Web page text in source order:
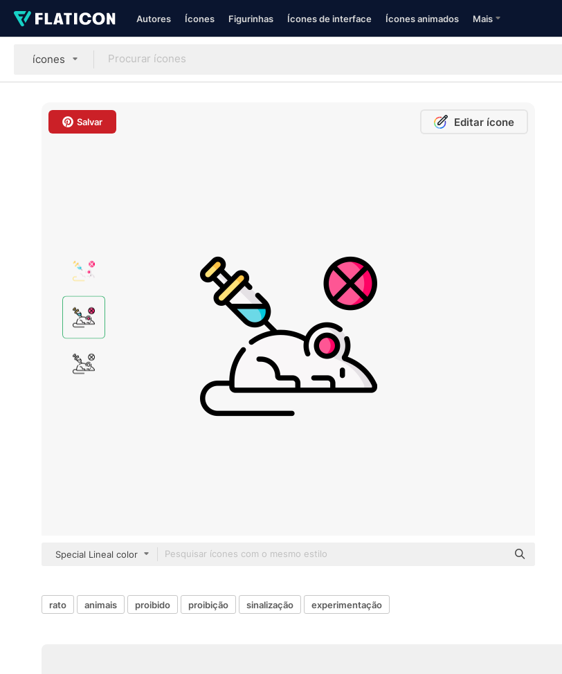
Autores Ícones Figurinhas Ícones de interface Ícones animados Mais
ícones
Salvar Editar ícone
Special Lineal color
rato animais proibido proibição sinalização experimentação